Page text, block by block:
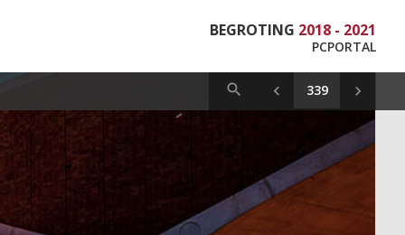
BEGROTING 2018 - 2021
PCPORTAL